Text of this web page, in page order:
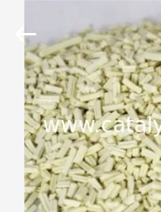
HAUS
PRODUKTE
ÜBER
Reserved.